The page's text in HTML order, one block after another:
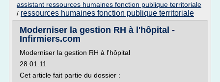
assistant ressources humaines fonction publique territoriale
/ ressources humaines fonction publique territoriale
Moderniser la gestion RH à l'hôpital -
Infirmiers.com
Moderniser la gestion RH à l'hôpital
28.01.11
Cet article fait partie du dossier :